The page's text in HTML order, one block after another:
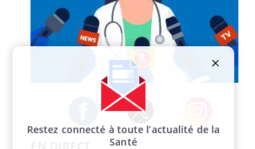
Facebook Twitter Instagram
Restez connecté à toute l’actualité de la
Santé